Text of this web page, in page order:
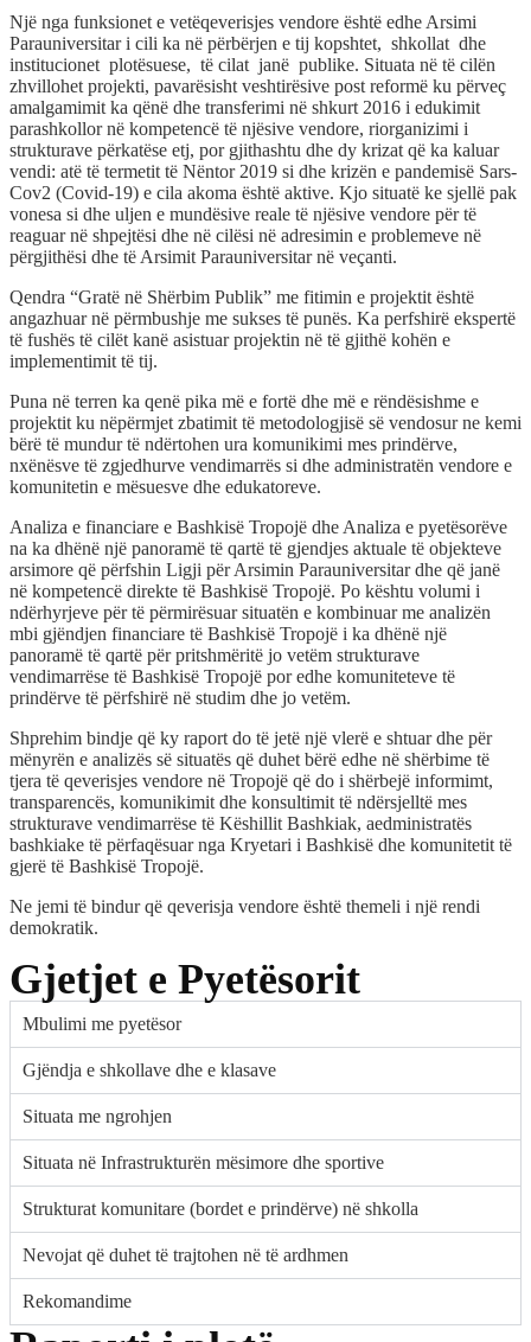
Një nga funksionet e vetëqeverisjes vendore është edhe Arsimi
Parauniversitar i cili ka në përbërjen e tij kopshtet, shkollat dhe
institucionet plotësuese, të cilat janë publike. Situata në të cilën
zhvillohet projekti, pavarësisht veshtirësive post reformë ku përveç
amalgamimit ka qënë dhe transferimi në shkurt 2016 i edukimit
parashkollor në kompetencë të njësive vendore, riorganizimi i
strukturave përkatëse etj, por gjithashtu dhe dy krizat që ka kaluar
vendi: atë të termetit të Nëntor 2019 si dhe krizën e pandemisë Sars-
Cov2 (Covid-19) e cila akoma është aktive. Kjo situatë ke sjellë pak
vonesa si dhe uljen e mundësive reale të njësive vendore për të
reaguar në shpejtësi dhe në cilësi në adresimin e problemeve në
përgjithësi dhe të Arsimit Parauniversitar në veçanti.
Qendra “Gratë në Shërbim Publik” me fitimin e projektit është
angazhuar në përmbushje me sukses të punës. Ka perfshirë ekspertë
të fushës të cilët kanë asistuar projektin në të gjithë kohën e
implementimit të tij.
Puna në terren ka qenë pika më e fortë dhe më e rëndësishme e
projektit ku nëpërmjet zbatimit të metodologjisë së vendosur ne kemi
bërë të mundur të ndërtohen ura komunikimi mes prindërve,
nxënësve të zgjedhurve vendimarrës si dhe administratën vendore e
komunitetin e mësuesve dhe edukatoreve.
Analiza e financiare e Bashkisë Tropojë dhe Analiza e pyetësorëve
na ka dhënë një panoramë të qartë të gjendjes aktuale të objekteve
arsimore që përfshin Ligji për Arsimin Parauniversitar dhe që janë
në kompetencë direkte të Bashkisë Tropojë. Po kështu volumi i
ndërhyrjeve për të përmirësuar situatën e kombinuar me analizën
mbi gjëndjen financiare të Bashkisë Tropojë i ka dhënë një
panoramë të qartë për pritshmëritë jo vetëm strukturave
vendimarrëse të Bashkisë Tropojë por edhe komuniteteve të
prindërve të përfshirë në studim dhe jo vetëm.
Shprehim bindje që ky raport do të jetë një vlerë e shtuar dhe për
mënyrën e analizës së situatës që duhet bërë edhe në shërbime të
tjera të qeverisjes vendore në Tropojë që do i shërbejë informimt,
transparencës, komunikimit dhe konsultimit të ndërsjelltë mes
strukturave vendimarrëse të Këshillit Bashkiak, aedministratës
bashkiake të përfaqësuar nga Kryetari i Bashkisë dhe komunitetit të
gjerë të Bashkisë Tropojë.
Ne jemi të bindur që qeverisja vendore është themeli i një rendi
demokratik.
Gjetjet e Pyetësorit
Mbulimi me pyetësor
Gjëndja e shkollave dhe e klasave
Situata me ngrohjen
Situata në Infrastrukturën mësimore dhe sportive
Strukturat komunitare (bordet e prindërve) në shkolla
Nevojat që duhet të trajtohen në të ardhmen
Rekomandime